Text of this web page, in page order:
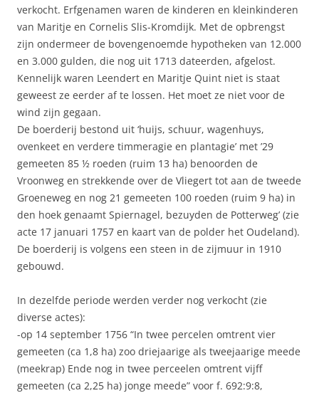
verkocht. Erfgenamen waren de kinderen en kleinkinderen
van Maritje en Cornelis Slis-Kromdijk. Met de opbrengst
zijn ondermeer de bovengenoemde hypotheken van 12.000
en 3.000 gulden, die nog uit 1713 dateerden, afgelost.
Kennelijk waren Leendert en Maritje Quint niet is staat
geweest ze eerder af te lossen. Het moet ze niet voor de
wind zijn gegaan.
De boerderij bestond uit ‘huijs, schuur, wagenhuys,
ovenkeet en verdere timmeragie en plantagie’ met ’29
gemeeten 85 ½ roeden (ruim 13 ha) benoorden de
Vroonweg en strekkende over de Vliegert tot aan de tweede
Groeneweg en nog 21 gemeeten 100 roeden (ruim 9 ha) in
den hoek genaamt Spiernagel, bezuyden de Potterweg’ (zie
acte 17 januari 1757 en kaart van de polder het Oudeland).
De boerderij is volgens een steen in de zijmuur in 1910
gebouwd.
In dezelfde periode werden verder nog verkocht (zie
diverse actes):
-op 14 september 1756 “In twee percelen omtrent vier
gemeeten (ca 1,8 ha) zoo driejaarige als tweejaarige meede
(meekrap) Ende nog in twee perceelen omtrent vijff
gemeeten (ca 2,25 ha) jonge meede” voor f. 692:9:8,